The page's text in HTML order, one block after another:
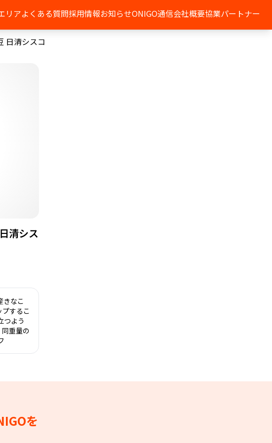
リアよくある質問採用情報お知らせONIGO通信会社概要協業パートナー
日清シスコ
清シス
きなこ
するこ
つよう
重量の
を